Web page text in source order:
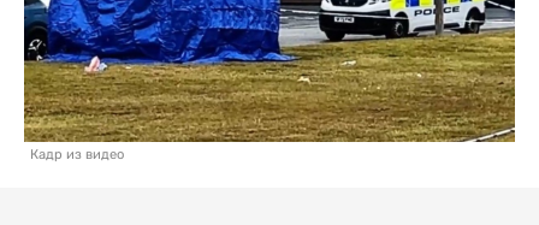
Кадр из видео